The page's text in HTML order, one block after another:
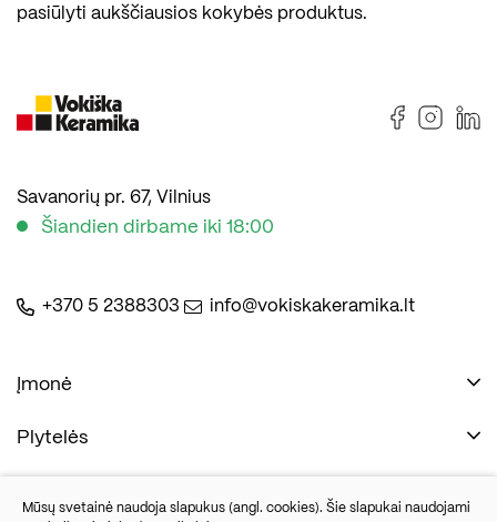
pasiūlyti aukščiausios kokybės produktus.
Savanorių pr. 67, Vilnius
Šiandien dirbame iki 18:00
+370 5 2388303 info@vokiskakeramika.lt
Įmonė
Plytelės
Naudinga
Mūsų svetainė naudoja slapukus (angl. cookies). Šie slapukai naudojami